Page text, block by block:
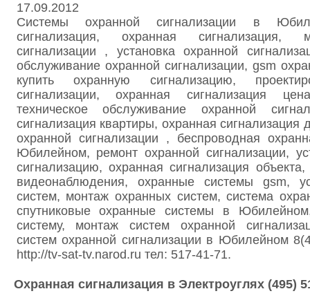
17.09.2012
Системы охранной сигнализации в
сигнализация, охранная сигнализация,
сигнализации , установка охранной
обслуживание охранной сигнализации, gsm
купить охранную сигнализацию,
сигнализации, охранная сигнализация
техническое обслуживание охранной
сигнализация квартиры, охранная сигнализация
охранной сигнализации , беспроводная
Юбилейном, ремонт охранной сигнализации,
сигнализацию, охранная сигнализация
видеонаблюдения, охранные системы gsm,
систем, монтаж охранных систем, система
спутниковые охранные системы в
систему, монтаж систем охранной
систем охранной сигнализации в Юбилейном
http://tv-sat-tv.narod.ru тел: 517-41-71.
Охранная сигнализация в Электроуглях (495)